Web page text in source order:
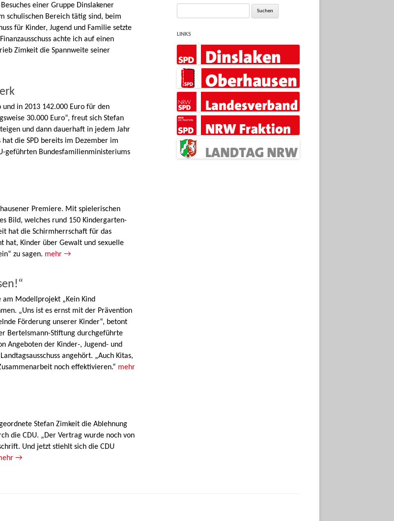
einer Gruppe Dinslakener
schulischen Bereich tätig sind, beim
für Kinder, Jugend und Familie setzte
achte ich auf einen
Zimkeit die Spannweite seiner
in 2013 142.000 Euro für den
30.000 Euro“, freut sich Stefan
und dann dauerhaft in jedem Jahr
die SPD bereits im Dezember im
geführten Bundesfamilienministeriums
Premiere. Mit spielerischen
Bild, welches rund 150 Kindergarten-
hat die Schirmherrschaft für das
hat, Kinder über Gewalt und sexuelle
zu sagen. mehr →
am Modellprojekt „Kein Kind
„Uns ist es ernst mit der Prävention
Förderung unserer Kinder“, betont
Bertelsmann-Stiftung durchgeführte
Angeboten der Kinder-, Jugend- und
angehört. „Auch Kitas,
noch effektivieren.“ mehr
Stefan Zimkeit die Ablehnung
die CDU. „Der Vertrag wurde noch von
Und jetzt stiehlt sich die CDU
→
Suche
LINKS